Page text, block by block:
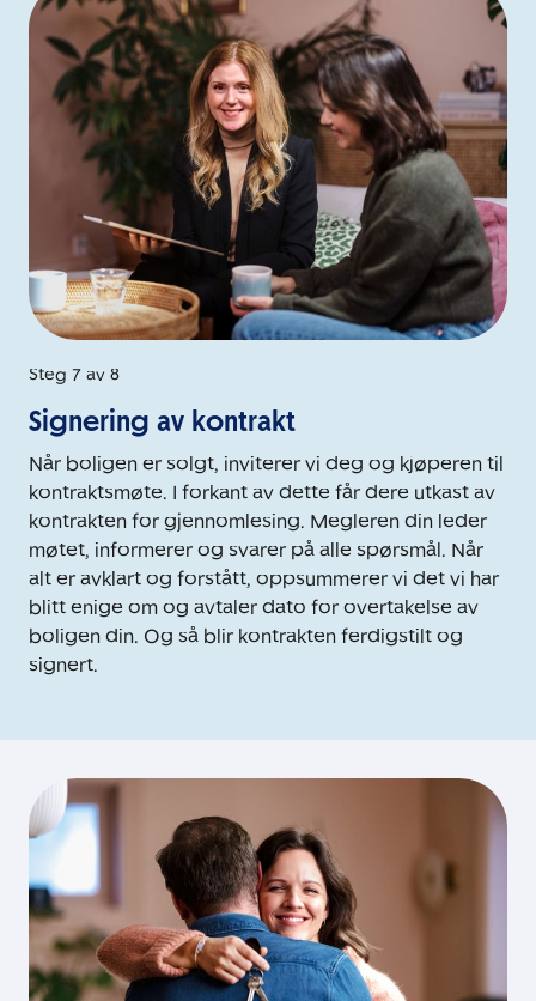
Steg 7 av 8
Signering av kontrakt
Når boligen er solgt, inviterer vi deg og kjøperen til
kontraktsmøte. I forkant av dette får dere utkast av
kontrakten for gjennomlesing. Megleren din leder
møtet, informerer og svarer på alle spørsmål. Når
alt er avklart og forstått, oppsummerer vi det vi har
blitt enige om og avtaler dato for overtakelse av
boligen din. Og så blir kontrakten ferdigstilt og
signert.